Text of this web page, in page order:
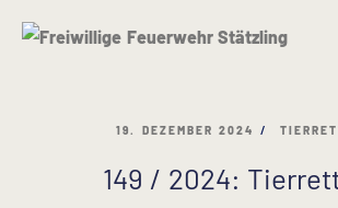
19. DEZEMBER 2024
149 / 2024: